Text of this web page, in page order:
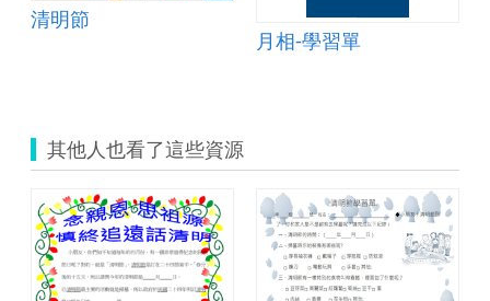
清明節
月相-學習單
其他人也看了這些資源